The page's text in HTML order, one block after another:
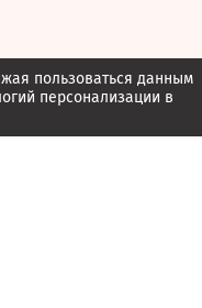
пользоваться данным
персонализации в